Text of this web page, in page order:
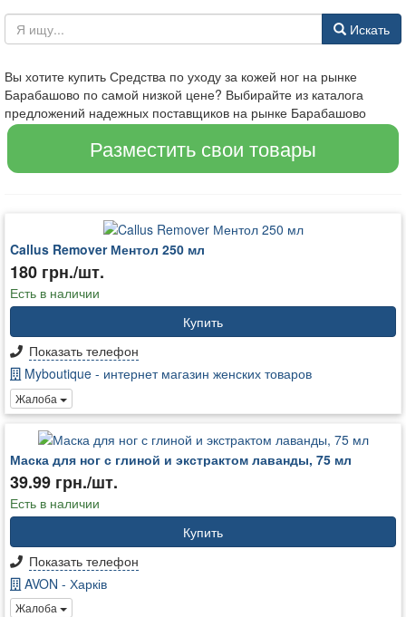
Искать
Вы хотите купить Средства по уходу за кожей ног на рынке
Барабашово по самой низкой цене? Выбирайте из каталога
предложений надежных поставщиков на рынке Барабашово
Разместить свои товары
Callus Remover Ментол 250 мл
180 грн./шт.
Есть в наличии
Купить
Показать телефон
Myboutique - интернет магазин женских товаров
Жалоба
Маска для ног с глиной и экстрактом лаванды, 75 мл
39.99 грн./шт.
Есть в наличии
Купить
Показать телефон
AVON - Харків
Жалоба